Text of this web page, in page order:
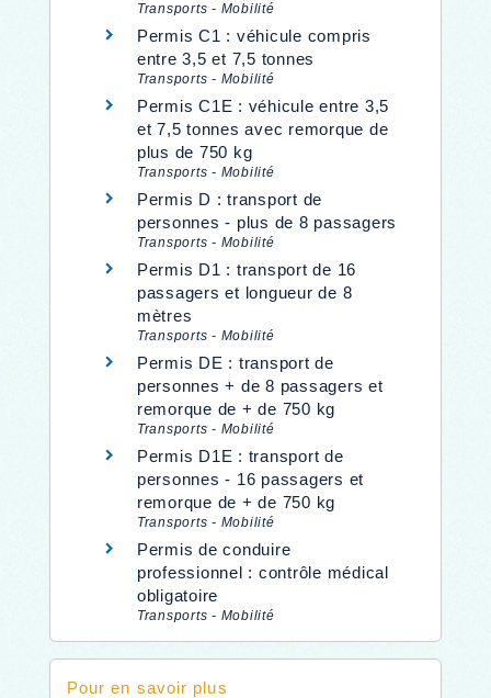
Transports - Mobilité
Permis C1 : véhicule compris
entre 3,5 et 7,5 tonnes
Transports - Mobilité
Permis C1E : véhicule entre 3,5
et 7,5 tonnes avec remorque de
plus de 750 kg
Transports - Mobilité
Permis D : transport de
personnes - plus de 8 passagers
Transports - Mobilité
Permis D1 : transport de 16
passagers et longueur de 8
mètres
Transports - Mobilité
Permis DE : transport de
personnes + de 8 passagers et
remorque de + de 750 kg
Transports - Mobilité
Permis D1E : transport de
personnes - 16 passagers et
remorque de + de 750 kg
Transports - Mobilité
Permis de conduire
professionnel : contrôle médical
obligatoire
Transports - Mobilité
Pour en savoir plus